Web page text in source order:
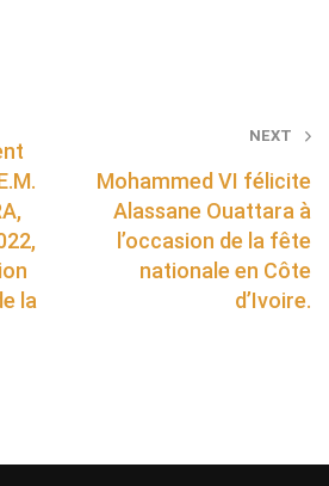
la
NEXT
Mohammed VI félicite
Alassane Ouattara à
l’occasion de la fête
nationale en Côte
d’Ivoire.